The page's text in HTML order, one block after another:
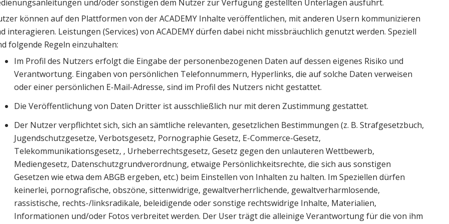
und/oder sonstigen dem Nutzer zur Verfügung gestellten Unterlagen ausführt.
können auf den Plattformen von der ACADEMY Inhalte veröffentlichen, mit anderen Usern kommunizieren
interagieren. Leistungen (Services) von ACADEMY dürfen dabei nicht missbräuchlich genutzt werden. Speziell
folgende Regeln einzuhalten:
Im Profil des Nutzers erfolgt die Eingabe der personenbezogenen Daten auf dessen eigenes Risiko und
Verantwortung. Eingaben von persönlichen Telefonnummern, Hyperlinks, die auf solche Daten verweisen
oder einer persönlichen E-Mail-Adresse, sind im Profil des Nutzers nicht gestattet.
Die Veröffentlichung von Daten Dritter ist ausschließlich nur mit deren Zustimmung gestattet.
Der Nutzer verpflichtet sich, sich an sämtliche relevanten, gesetzlichen Bestimmungen (z. B. Strafgesetzbuch,
Jugendschutzgesetze, Verbotsgesetz, Pornographie Gesetz, E-Commerce-Gesetz,
Telekommunikationsgesetz, , Urheberrechtsgesetz, Gesetz gegen den unlauteren Wettbewerb,
Mediengesetz, Datenschutzgrundverordnung, etwaige Persönlichkeitsrechte, die sich aus sonstigen
Gesetzen wie etwa dem ABGB ergeben, etc.) beim Einstellen von Inhalten zu halten. Im Speziellen dürfen
keinerlei, pornografische, obszöne, sittenwidrige, gewaltverherrlichende, gewaltverharmlosende,
rassistische, rechts-/linksradikale, beleidigende oder sonstige rechtswidrige Inhalte, Materialien,
Informationen und/oder Fotos verbreitet werden. Der User trägt die alleinige Verantwortung für die von ihm